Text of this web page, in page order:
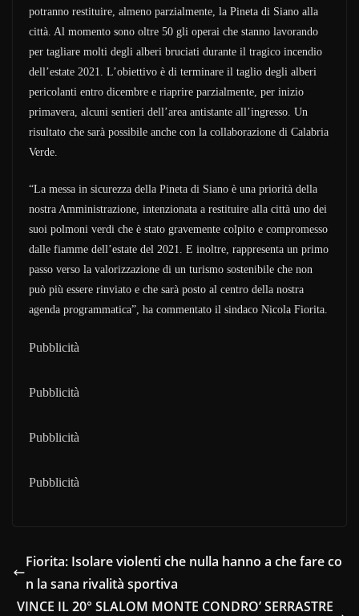
potranno restituire, almeno parzialmente, la Pineta di Siano alla
città. Al momento sono oltre 50 gli operai che stanno lavorando
per tagliare molti degli alberi bruciati durante il tragico incendio
dell’estate 2021. L’obiettivo è di terminare il taglio degli alberi
pericolanti entro dicembre e riaprire parzialmente, per inizio
primavera, alcuni sentieri dell’area antistante all’ingresso. Un
risultato che sarà possibile anche con la collaborazione di Calabria
Verde.
“La messa in sicurezza della Pineta di Siano è una priorità della
nostra Amministrazione, intenzionata a restituire alla città uno dei
suoi polmoni verdi che è stato gravemente colpito e compromesso
dalle fiamme dell’estate del 2021. E inoltre, rappresenta un primo
passo verso la valorizzazione di un turismo sostenibile che non
può più essere rinviato e che sarà posto al centro della nostra
agenda programmatica”, ha commentato il sindaco Nicola Fiorita.
Pubblicità
Pubblicità
Pubblicità
Pubblicità
Fiorita: Isolare violenti che nulla hanno a che fare co
n la sana rivalità sportiva
VINCE IL 20° SLALOM MONTE CONDRO’ SERRASTRE